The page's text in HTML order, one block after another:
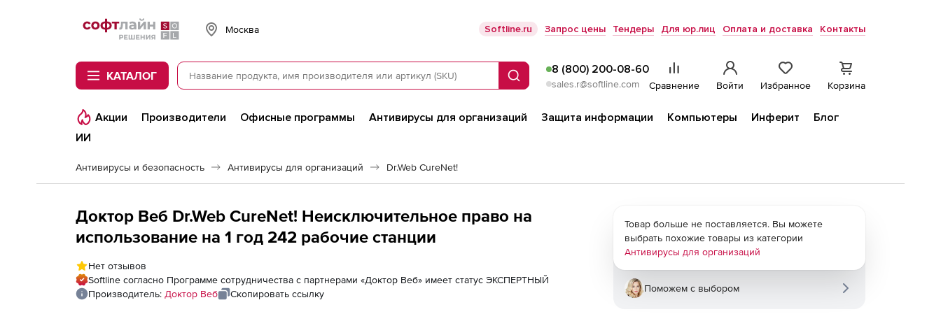
Softline
Москва Softline.ru Запрос цены Тендеры Для юр.лиц Оплата и доставка Контакты
КАТАЛОГ Поиск
8 (800) 200-08-60
sales.r@softline.com Сравнение Войти Избранное Корзина
Акции Производители Офисные программы Антивирусы для организаций Защита информации Компьютеры Инферит
Блог
ИИ
Антивирусы и безопасность Антивирусы для организаций Dr.Web CureNet!
Доктор Веб Dr.Web CureNet! Неисключительное право на
использование на 1 год 242 рабочие станции
Нет отзывов
Softline согласно Программе сотрудничества с партнерами «Доктор Веб» имеет статус ЭКСПЕРТНЫЙ
Производитель: Доктор Веб Скопировать ссылку
Товар больше не поставляется. Вы можете
выбрать похожие товары из категории
Антивирусы для организаций
Поможем с выбором